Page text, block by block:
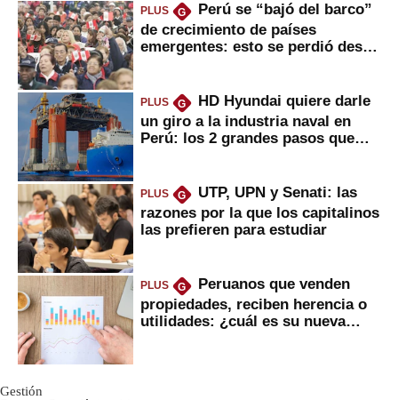
PLUS G
Perú se “bajó del barco”
de crecimiento de países
emergentes: esto se perdió desde
PLUS G
HD Hyundai quiere darle
un giro a la industria naval en
Perú: los 2 grandes pasos que
PLUS G
UTP, UPN y Senati: las
razones por la que los capitalinos
las prefieren para estudiar
PLUS G
Peruanos que venden
propiedades, reciben herencia o
utilidades: ¿cuál es su nueva
Gestión